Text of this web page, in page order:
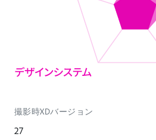
撮影時XDバージョン
27